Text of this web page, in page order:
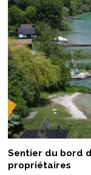
Sentier du bord
propriétaires